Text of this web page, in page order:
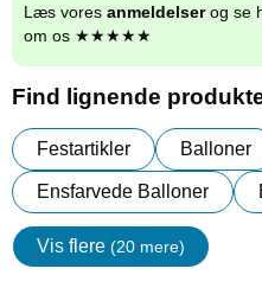
Læs vores anmeldelserog se
om os ★★★★★
Find lignende
Festartikler Balloner
Ensfarvede Balloner
Vis flere (20 mere)
Egenskaper